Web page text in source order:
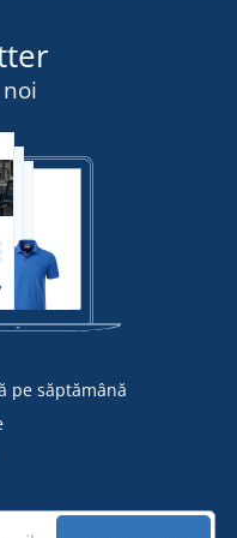
pe săptămână